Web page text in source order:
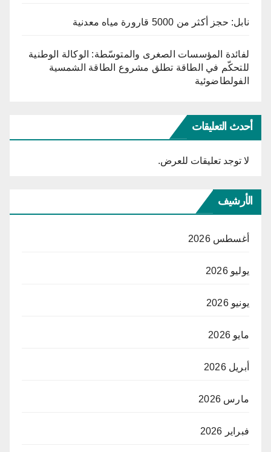
نابل: حجز أكثر من 5000 قارورة مياه معدنية
لفائدة المؤسسات الصغرى والمتوسّطة: الوكالة الوطنية
للتحكّم في الطاقة تطلق مشروع الطاقة الشمسية
الفولطاضوئية
أحدث التعليقات
لا توجد تعليقات للعرض.
الأرشيف
أغسطس 2026
يوليو 2026
يونيو 2026
مايو 2026
أبريل 2026
مارس 2026
فبراير 2026